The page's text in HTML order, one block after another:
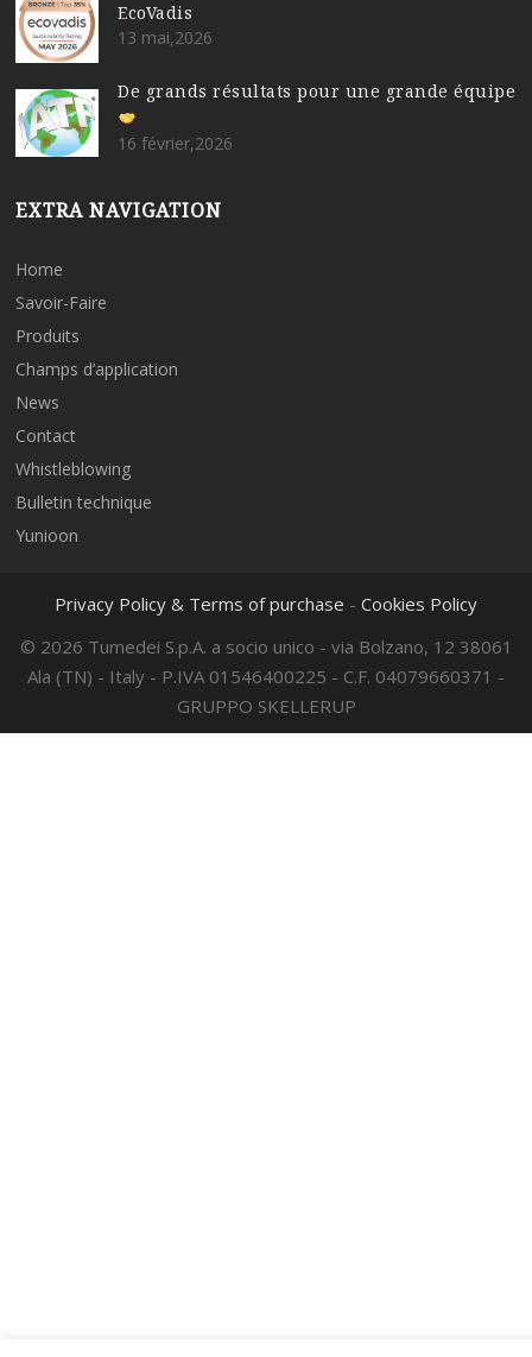
EcoVadis
13 mai,2026
De grands résultats pour une grande équipe
16 février,2026
EXTRA NAVIGATION
Home
Savoir-Faire
Produits
Champs d’application
News
Contact
Whistleblowing
Bulletin technique
Yunioon
Privacy Policy & Terms of purchase - Cookies Policy
© 2026 Tumedei S.p.A. a socio unico - via Bolzano, 12 38061
Ala (TN) - Italy - P.IVA 01546400225 - C.F. 04079660371 -
GRUPPO SKELLERUP